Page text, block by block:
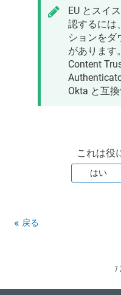
EU とスイ
認するには
ションをダ
があります
Content
Okta と互
これは役
はい
戻る